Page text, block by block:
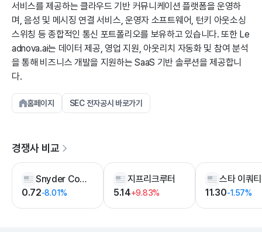
서비스를 제공하는 클라우드 기반 커뮤니케이션 플랫폼을 운영하
며, 음성 및 메시징 연결 서비스, 운영자 소프트웨어, 턴키 아웃소싱
스위칭 등 종합적인 통신 포트폴리오를 보유하고 있습니다. 또한 Le
adnova.ai는 데이터 제공, 영업 지원, 아웃리치 자동화 및 참여 분석
을 통해 비즈니스 개발을 지원하는 SaaS 기반 솔루션을 제공합니
다.
홈페이지 SEC 전자공시 바로가기
경쟁사 비교
Snyder Communications Inc
0.72-8.01%
지프리크루터
5.14+9.83% 11.30-1.57%